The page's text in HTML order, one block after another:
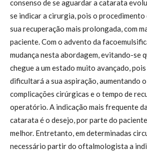
consenso de se aguardar a catarata
se indicar a cirurgia, pois o procedimento
sua recuperação mais prolongada, com
paciente. Com o advento da
mudança nesta abordagem, evitando-se
chegue a um estado muito avançado,
dificultará a sua aspiração, aumentando
complicações cirúrgicas e o tempo de
operatório. A indicação mais frequente
catarata é o desejo, por parte do
melhor. Entretanto, em determinadas
necessário partir do oftalmologista a